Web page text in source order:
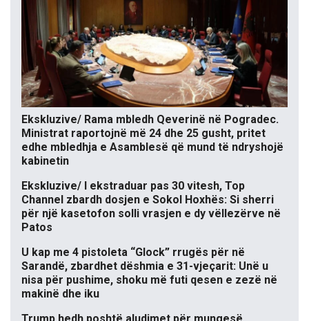
Ekskluzive/ Rama mbledh Qeverinë në Pogradec.
Ministrat raportojnë më 24 dhe 25 gusht, pritet
edhe mbledhja e Asamblesë që mund të ndryshojë
kabinetin
Ekskluzive/ I ekstraduar pas 30 vitesh, Top
Channel zbardh dosjen e Sokol Hoxhës: Si sherri
për një kasetofon solli vrasjen e dy vëllezërve në
Patos
U kap me 4 pistoleta “Glock” rrugës për në
Sarandë, zbardhet dëshmia e 31-vjeçarit: Unë u
nisa për pushime, shoku më futi qesen e zezë në
makinë dhe iku